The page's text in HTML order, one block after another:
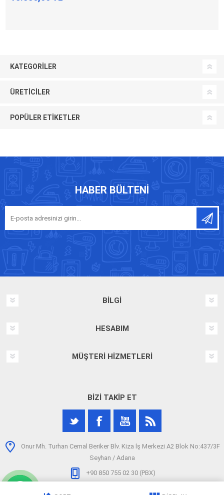
KATEGORILER
ÜRETICILER
POPÜLER ETIKETLER
HABER BÜLTENI
BILGI
HESABIM
MÜŞTERI HIZMETLERI
BIZI TAKIP ET
Onur Mh. Turhan Cemal Beriker Blv. Kiza İş Merkezi A2 Blok No:437/3F
Seyhan / Adana
+90 850 755 02 30 (PBX)